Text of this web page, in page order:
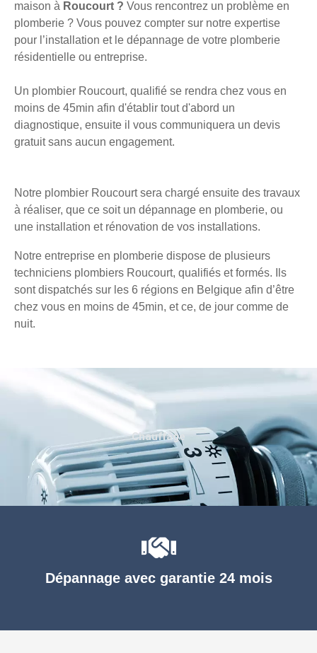
maison à Roucourt ? Vous rencontrez un problème en
plomberie ? Vous pouvez compter sur notre expertise
pour l’installation et le dépannage de votre plomberie
résidentielle ou entreprise.
Un plombier Roucourt, qualifié se rendra chez vous en
moins de 45min afin d'établir tout d'abord un
diagnostique, ensuite il vous communiquera un devis
gratuit sans aucun engagement.
Notre plombier Roucourt sera chargé ensuite des travaux
à réaliser, que ce soit un dépannage en plomberie, ou
une installation et rénovation de vos installations.
Notre entreprise en plomberie dispose de plusieurs
techniciens plombiers Roucourt, qualifiés et formés. Ils
sont dispatchés sur les 6 régions en Belgique afin d’être
chez vous en moins de 45min, et ce, de jour comme de
nuit.
Dépannage avec garantie 24 mois
Chauffage